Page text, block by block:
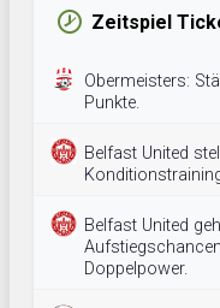
Zeitspiel
Obermeisters:
Punkte.
Belfast United
Belfast United
Doppelpower.